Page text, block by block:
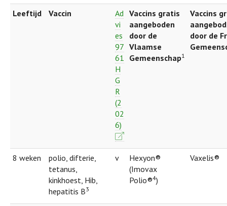
Leeftijd
Vaccin
Ad
vi
es
97
61
H
G
R
(2
02
6)
Vaccins gratis
aangeboden
door de
Vlaamse
Gemeenschap1
Vaccins
door de
8 weken
polio, difterie,
tetanus,
kinkhoest, Hib,
hepatitis B3
v
Hexyon®
(Imovax
Polio®4)
Vaxelis®